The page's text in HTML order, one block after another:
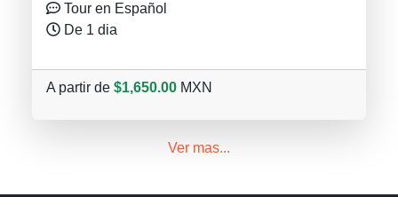
Tour en Español
De 1 dia
A partir de $1,650.00 MXN
Ver mas...